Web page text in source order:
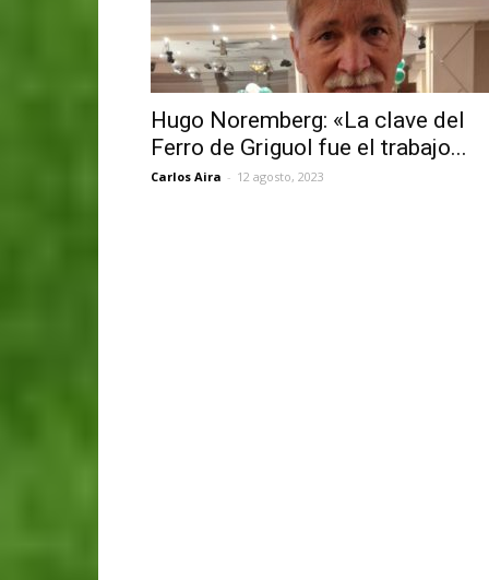
Hugo Noremberg: «La clave del
Ferro de Griguol fue el trabajo...
Carlos Aira - 12 agosto, 2023